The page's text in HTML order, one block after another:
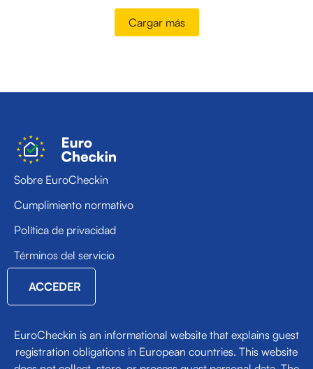
Cargar más
Sobre EuroCheckin
Cumplimiento normativo
Política de privacidad
Términos del servicio
ACCEDER
EuroCheckin is an informational website that explains guest
registration obligations in European countries. This website